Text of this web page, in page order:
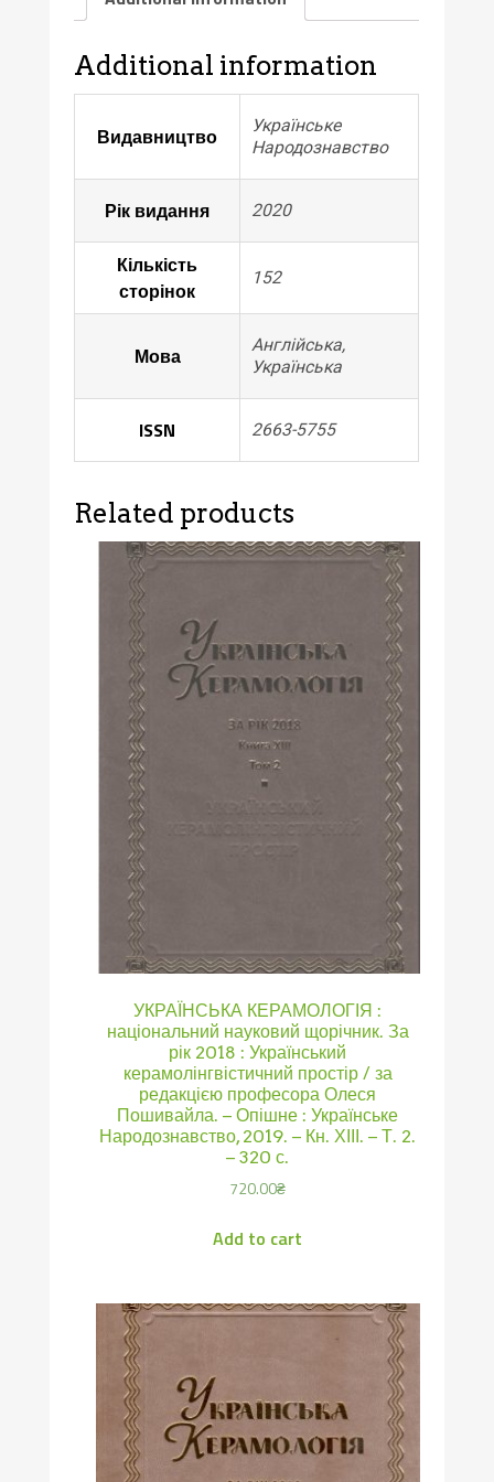
Народознавство,
–
152
quantity
Additional information
Видавництво
Українське
Народознавство
Рік видання 2020
Кількість
сторінок
152
Мова
Англійська,
Українська
ISSN 2663-5755
Related products
УКРАЇНСЬКА КЕРАМОЛОГІЯ :
національний науковий щорічник. За
рік 2018 : Український
керамолінгвістичний простір / за
редакцією професора Олеся
Пошивайла. – Опішне : Українське
Народознавство, 2019. – Кн. ХІІІ. – Т. 2.
– 320 с.
720.00₴
Add to cart